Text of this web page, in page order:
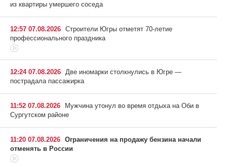
из квартиры умершего соседа
12:57 07.08.2026 Строители Югры отметят 70-летие
профессионального праздника
12:24 07.08.2026 Две иномарки столкнулись в Югре —
пострадала пассажирка
11:52 07.08.2026
Мужчина утонул во время отдыха на Оби в
Сургутском районе
11:20 07.08.2026 Ограничения на продажу бензина начали
отменять в России